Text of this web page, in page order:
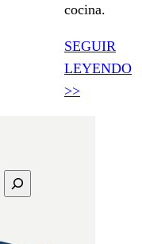
cocina.
SEGUIR
LEYENDO
>>